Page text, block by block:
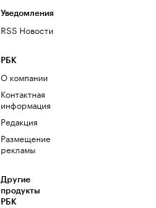
Уведомления
RSS Новости
РБК
О компании
Контактная
информация
Редакция
Размещение
рекламы
Другие
продукты
РБК